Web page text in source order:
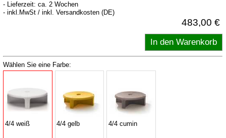
- Lieferzeit: ca. 2 Wochen
- inkl.MwSt / inkl. Versandkosten (DE)
483,00 €
Wählen Sie eine Farbe:
4/4 weiß 4/4 gelb 4/4 cumin